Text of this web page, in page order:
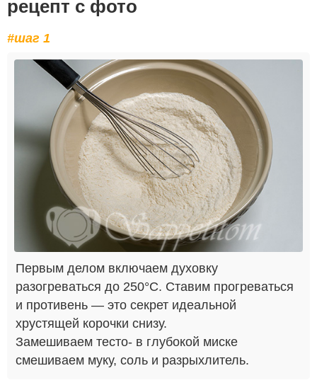
рецепт с фото
#шаг 1
Первым делом включаем духовку
разогреваться до 250°C. Ставим прогреваться
и противень — это секрет идеальной
хрустящей корочки снизу.
Замешиваем тесто- в глубокой миске
смешиваем муку, соль и разрыхлитель.